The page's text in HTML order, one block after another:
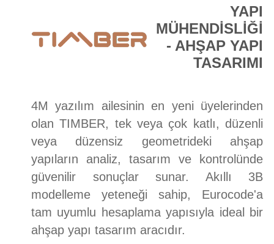
YAPI
MÜHENDİSLİĞİ
- AHŞAP YAPI
TASARIMI
4M yazılım ailesinin en yeni üyelerinden
olan TIMBER, tek veya çok katlı, düzenli
veya düzensiz geometrideki ahşap
yapıların analiz, tasarım ve kontrolünde
güvenilir sonuçlar sunar. Akıllı 3B
modelleme yeteneği sahip, Eurocode'a
tam uyumlu hesaplama yapısıyla ideal bir
ahşap yapı tasarım aracıdır.